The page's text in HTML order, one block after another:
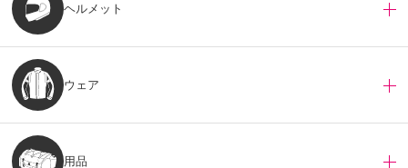
ヘルメット
ウェア
用品